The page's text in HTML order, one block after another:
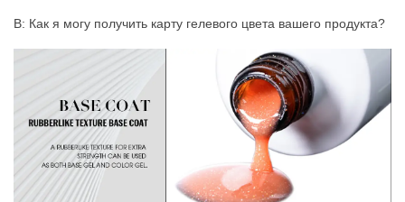
В: Как я могу получить карту гелевого цвета вашего продукта?